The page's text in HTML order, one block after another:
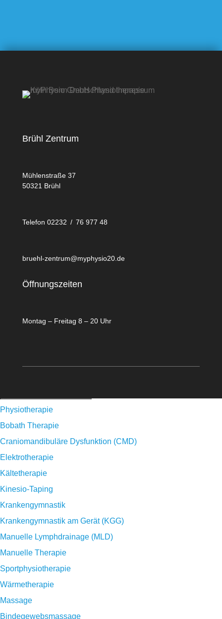
Brühl Zentrum
Mühlenstraße 37
50321 Brühl
Telefon 02232 / 76 977 48
bruehl-zentrum@myphysio20.de
Öffnungszeiten
Montag – Freitag 8 – 20 Uhr
Physiotherapie
Bobath Therapie
Craniomandibuläre Dysfunktion (CMD)
Elektrotherapie
Kältetherapie
Kinesio-Taping
Krankengymnastik
Krankengymnastik am Gerät (KGG)
Manuelle Lymphdrainage (MLD)
Manuelle Therapie
Sportphysiotherapie
Wärmetherapie
Massage
Bindegewebsmassage